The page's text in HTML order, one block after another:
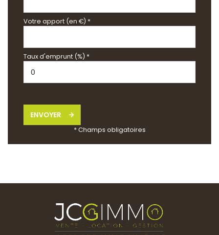
Votre apport (en €) *
Taux d'emprunt (%) *
ENVOYER
* Champs obligatoires